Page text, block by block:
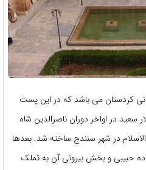
کردستان می باشد که در این پست
در اواخر دوران ناصرالدین شاه
در شهر سنندج ساخته شد. بعدها
حبیبی و بخش بیرونی آن به تملک